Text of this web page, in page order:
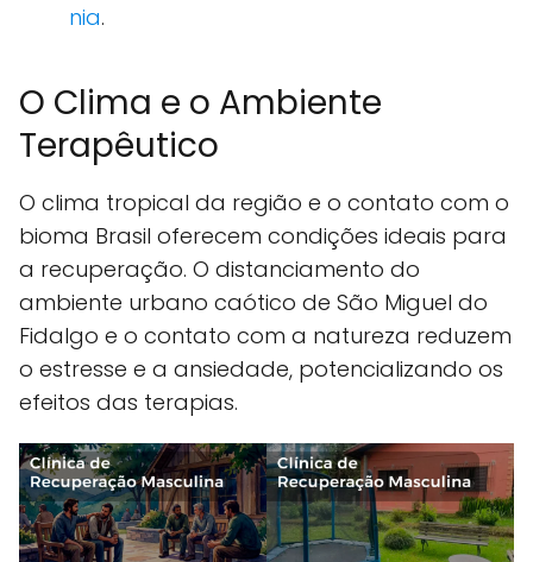
nia.
O Clima e o Ambiente
Terapêutico
O clima tropical da região e o contato com o
bioma Brasil oferecem condições ideais para
a recuperação. O distanciamento do
ambiente urbano caótico de São Miguel do
Fidalgo e o contato com a natureza reduzem
o estresse e a ansiedade, potencializando os
efeitos das terapias.